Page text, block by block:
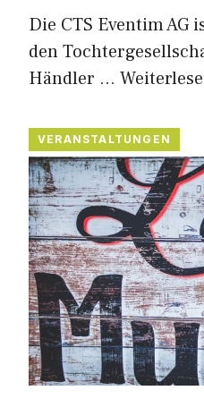
Die CTS Eventim AG
den
Händler …
VERANSTALTUNGEN